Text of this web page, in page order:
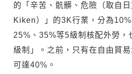
的「辛苦、骯髒、危險（取自
Kiken）」的3K行業，分為10%
25%、35%等5級制核配外勞，
級制」。之前，只有在自由貿
可達40%。